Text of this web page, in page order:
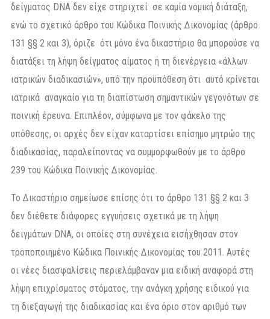
δείγματος DNA δεν είχε στηριχτεί σε καμία νομική διάταξη,
ενώ το σχετικό άρθρο του Κώδικα Ποινικής Δικονομίας (άρθρο
131 §§ 2 και 3), όριζε ότι μόνο ένα δικαστήριο θα μπορούσε να
διατάξει τη λήψη δείγματος αίματος ή τη διενέργεια «άλλων
ιατρικών διαδικασιών», υπό την προϋπόθεση ότι αυτό κρίνεται
ιατρικά αναγκαίο για τη διαπίστωση σημαντικών γεγονότων σε
ποινική έρευνα. Επιπλέον, σύμφωνα με τον φάκελο της
υπόθεσης, οι αρχές δεν είχαν καταρτίσει επίσημο μητρώο της
διαδικασίας, παραλείποντας να συμμορφωθούν με το άρθρο
239 του Κώδικα Ποινικής Δικονομίας.
Το Δικαστήριο σημείωσε επίσης ότι το άρθρο 131 §§ 2 και 3
δεν διέθετε διάφορες εγγυήσεις σχετικά με τη λήψη
δειγμάτων DNA, οι οποίες στη συνέχεια εισήχθησαν στον
τροποποιημένο Κώδικα Ποινικής Δικονομίας του 2011. Αυτές
οι νέες διασφαλίσεις περιελάμβαναν μια ειδική αναφορά στη
λήψη επιχρίσματος στόματος, την ανάγκη χρήσης ειδικού για
τη διεξαγωγή της διαδικασίας και ένα όριο στον αριθμό των